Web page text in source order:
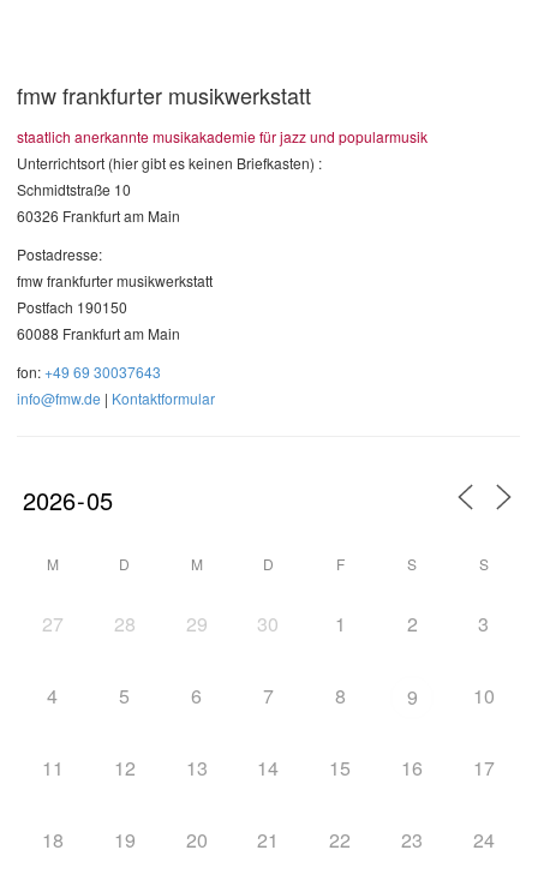
fmw frankfurter musikwerkstatt
staatlich anerkannte musikakademie für jazz und popularmusik
Unterrichtsort (hier gibt es keinen Briefkasten) :
Schmidtstraße 10
60326 Frankfurt am Main
Postadresse:
fmw frankfurter musikwerkstatt
Postfach 190150
60088 Frankfurt am Main
fon:+49 69 30037643
info@fmw.de | Kontaktformular
M D M D F S S
27 28 29 30 1 2 3
4 5 6 7 8 9 10
11 12 13 14 15 16 17
18 19 20 21 22 23 24